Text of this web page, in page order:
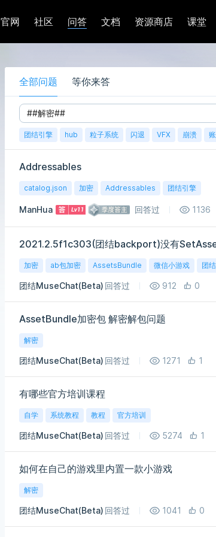
官网 社区 问答 文档 资源商店 课堂
全部问题 等你来答
团结引擎 hub 粒子系统 闪退 VFX 崩溃
Addressables
catalog.json 加密 Addressables 团结引擎
ManHua 回答过 1136
加密 ab包加密 AssetsBundle 微信小游戏 团
团结MuseChat(Beta) 回答过 912 0
AssetBundle加密包 解密解包问题
解密
团结MuseChat(Beta) 回答过 1271 1
有哪些官方培训课程
自学 系统教程 教程 官方培训
团结MuseChat(Beta) 回答过 5274 1
如何在自己的游戏里内置一款小游戏
解密
团结MuseChat(Beta) 回答过 1041 0